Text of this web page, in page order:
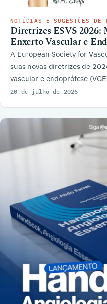
NOTÍCIAS E SUGESTÕES DE
Diretrizes ESVS 2026:
Enxerto Vascular e
A European Society for
suas novas diretrizes de
vascular e endoprótese
sobre diagnóstico,
20 de julho de 2026